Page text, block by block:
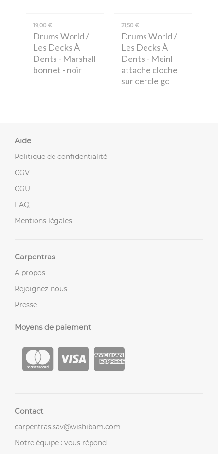
19,00 €
Drums World /
Les Decks À
Dents - Marshall
bonnet - noir
21,50 €
Drums World /
Les Decks À
Dents - Meinl
attache cloche
sur cercle gc
Aide
Politique de confidentialité
CGV
CGU
FAQ
Mentions légales
Carpentras
A propos
Rejoignez-nous
Presse
Moyens de paiement
Contact
carpentras.sav@wishibam.com
Notre équipe : vous répond